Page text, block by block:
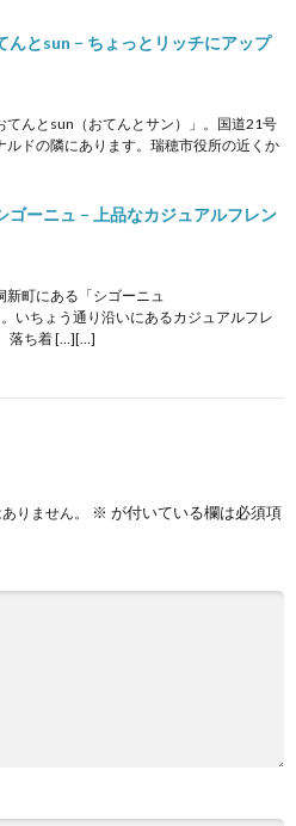
んとsun − ちょっとリッチにアップ
てんとsun（おてんとサン）」。国道21号
ルドの隣にあります。瑞穂市役所の近くか
ゴーニュ − 上品なカジュアルフレン
新町にある「シゴーニュ
。いちょう通り沿いにあるカジュアルフレ
落ち着 […][…]
りません。 ※ が付いている欄は必須項